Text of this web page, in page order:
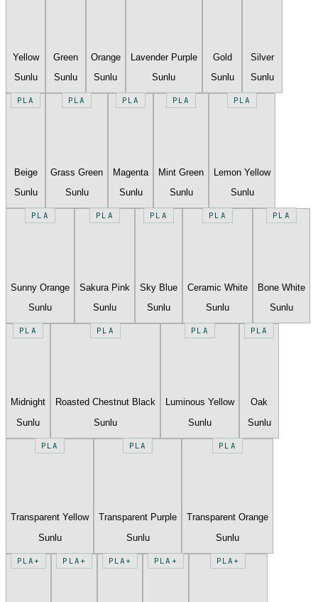
Yellow
Sunlu
Green
Sunlu
Orange
Sunlu
Lavender Purple
Sunlu
Gold
Sunlu
Silver
Sunlu
PLA
Beige
Sunlu
PLA
Grass Green
Sunlu
PLA
Magenta
Sunlu
PLA
Mint Green
Sunlu
PLA
Lemon Yellow
Sunlu
PLA
Sunny Orange
Sunlu
PLA
Sakura Pink
Sunlu
PLA
Sky Blue
Sunlu
PLA
Ceramic White
Sunlu
PLA
Bone White
Sunlu
PLA
Midnight
Sunlu
PLA
Roasted Chestnut Black
Sunlu
PLA
Luminous Yellow
Sunlu
PLA
Oak
Sunlu
PLA
Transparent Yellow
Sunlu
PLA
Transparent Purple
Sunlu
PLA
Transparent Orange
Sunlu
PLA+ PLA+ PLA+ PLA+ PLA+